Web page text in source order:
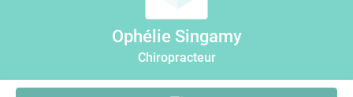
Ophélie Singamy
Chiropracteur